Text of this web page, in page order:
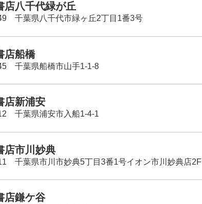
店八千代緑が丘
千葉県八千代市緑ヶ丘2丁目1番3号
店船橋
千葉県船橋市山手1-1-8
店新浦安
千葉県浦安市入船1-4-1
店市川妙典
千葉県市川市妙典5丁目3番1号イオン市川妙典店2F
店鎌ケ谷